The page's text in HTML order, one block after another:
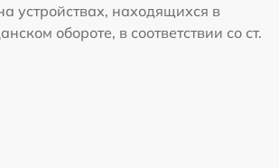
устройствах, находящихся в
обороте, в соответствии со ст.